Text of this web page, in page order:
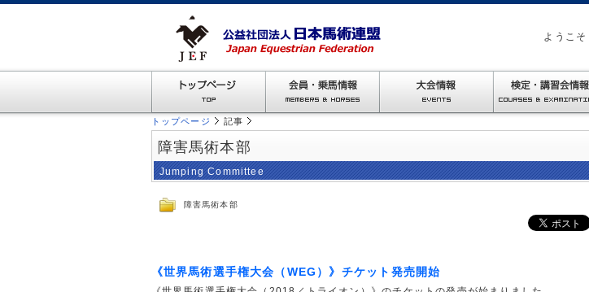
ようこそ
トップページ 記事
障害馬術本部
Jumping Committee
障害馬術本部
《世界馬術選手権大会（WEG）》チケット発売開始